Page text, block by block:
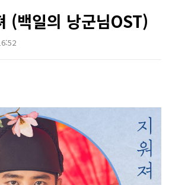
(백일의 낭군님OST)